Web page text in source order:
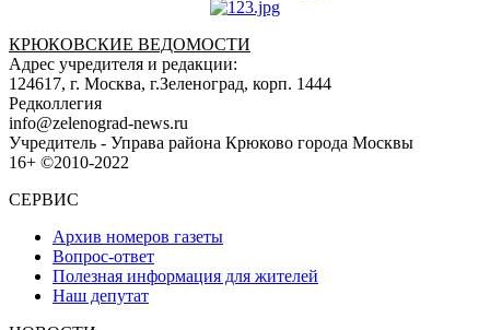
КРЮКОВСКИЕ ВЕДОМОСТИ
Адрес учредителя и редакции:
124617, г. Москва, г.Зеленоград, корп. 1444
Редколлегия
info@zelenograd-news.ru
Учредитель - Управа района Крюково города Москвы
16+ ©2010-2022
СЕРВИС
Архив номеров газеты
Вопрос-ответ
Полезная информация для жителей
Наш депутат